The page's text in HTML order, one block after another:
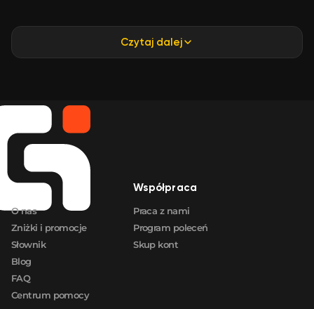
Czytaj dalej
Firma
O nas
Zniżki i promocje
Słownik
Blog
FAQ
Centrum pomocy
Współpraca
Praca z nami
Program poleceń
Skup kont